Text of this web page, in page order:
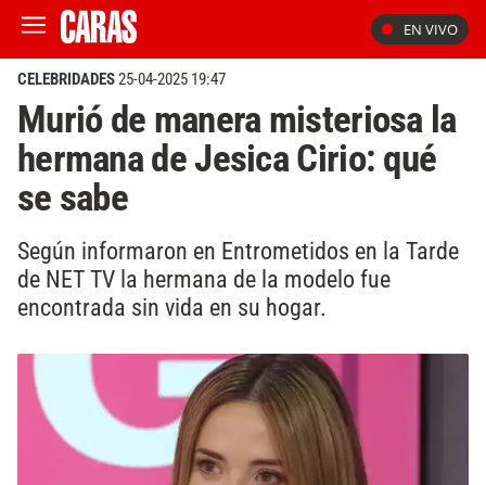
EN VIVO
CELEBRIDADES25-04-2025 19:47
Murió de manera misteriosa la
hermana de Jesica Cirio: qué
se sabe
Según informaron en Entrometidos en la Tarde
de NET TV la hermana de la modelo fue
encontrada sin vida en su hogar.